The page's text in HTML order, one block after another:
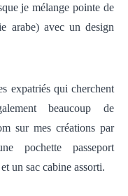
je mélange pointe de
arabe) avec un design
expatriés qui cherchent
beaucoup de
sur mes créations par
pochette passeport
un sac cabine assorti.